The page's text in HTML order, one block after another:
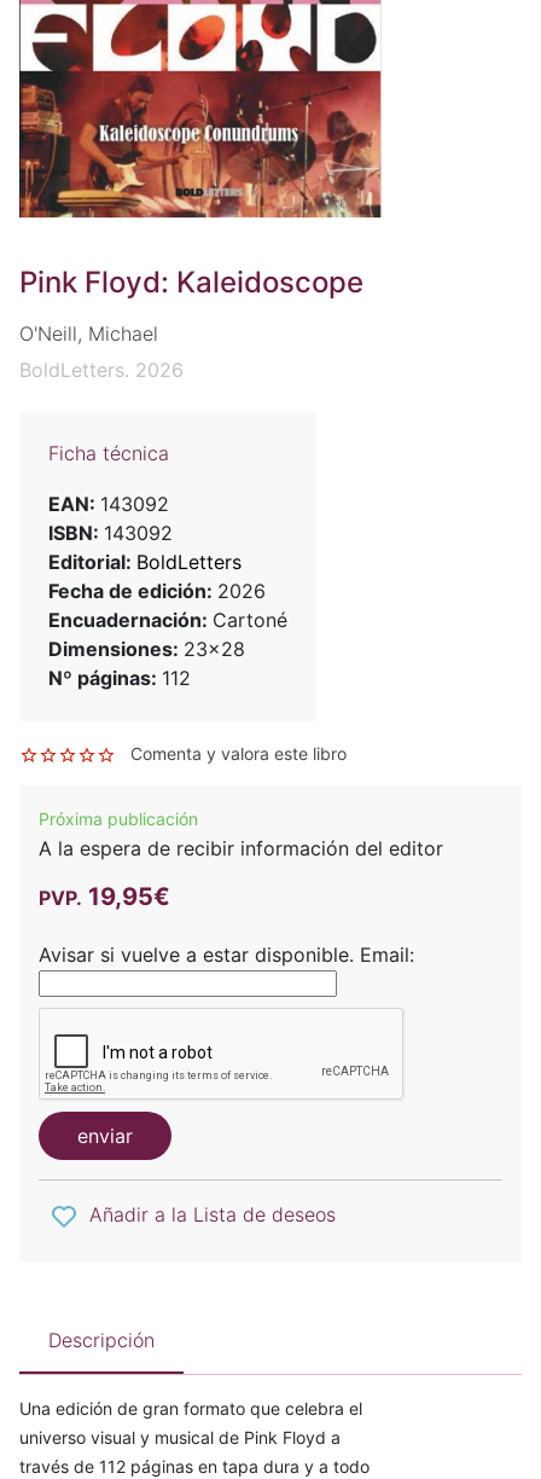
Pink Floyd: Kaleidoscope
O'Neill, Michael
BoldLetters. 2026
Ficha técnica
EAN: 143092
ISBN: 143092
Editorial: BoldLetters
Fecha de edición: 2026
Encuadernación: Cartoné
Dimensiones: 23x28
Nº páginas: 112
Comenta y valora este libro
Próxima publicación
A la espera de recibir información del editor
PVP. 19,95€
Avisar si vuelve a estar disponible. Email:
enviar
Añadir a la Lista de deseos
Descripción
Una edición de gran formato que celebra el
universo visual y musical de Pink Floyd a
través de 112 páginas en tapa dura y a todo